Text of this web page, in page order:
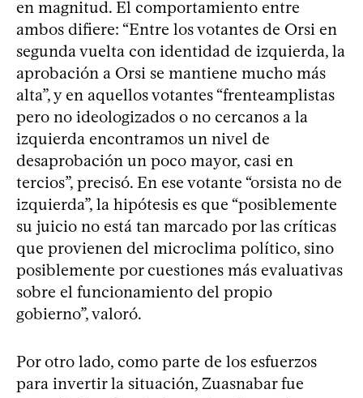
en magnitud. El comportamiento entre
ambos difiere: “Entre los votantes de Orsi en
segunda vuelta con identidad de izquierda, la
aprobación a Orsi se mantiene mucho más
alta”, y en aquellos votantes “frenteamplistas
pero no ideologizados o no cercanos a la
izquierda encontramos un nivel de
desaprobación un poco mayor, casi en
tercios”, precisó. En ese votante “orsista no de
izquierda”, la hipótesis es que “posiblemente
su juicio no está tan marcado por las críticas
que provienen del microclima político, sino
posiblemente por cuestiones más evaluativas
sobre el funcionamiento del propio
gobierno”, valoró.
Por otro lado, como parte de los esfuerzos
para invertir la situación, Zuasnabar fue